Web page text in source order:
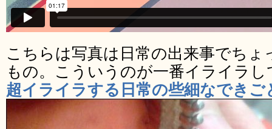
こちらは写真は日常の出来事でち
もの。こういうのが一番イライラ
超イライラする日常の些細なできご